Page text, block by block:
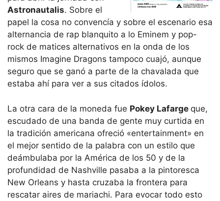
Astronautalis. Sobre el
papel la cosa no convencía y sobre el escenario esa
alternancia de rap blanquito a lo Eminem y pop-
rock de matices alternativos en la onda de los
mismos Imagine Dragons tampoco cuajó, aunque
seguro que se ganó a parte de la chavalada que
estaba ahí para ver a sus citados ídolos.
La otra cara de la moneda fue Pokey Lafarge que,
escudado de una banda de gente muy curtida en
la tradición americana ofreció «entertainment» en
el mejor sentido de la palabra con un estilo que
deámbulaba por la América de los 50 y de la
profundidad de Nashville pasaba a la pintoresca
New Orleans y hasta cruzaba la frontera para
rescatar aires de mariachi. Para evocar todo esto